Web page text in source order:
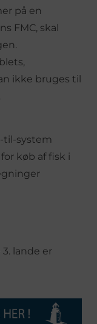
på en
FMC, skal
ikke bruges til
til-system
køb af fisk i
lande er